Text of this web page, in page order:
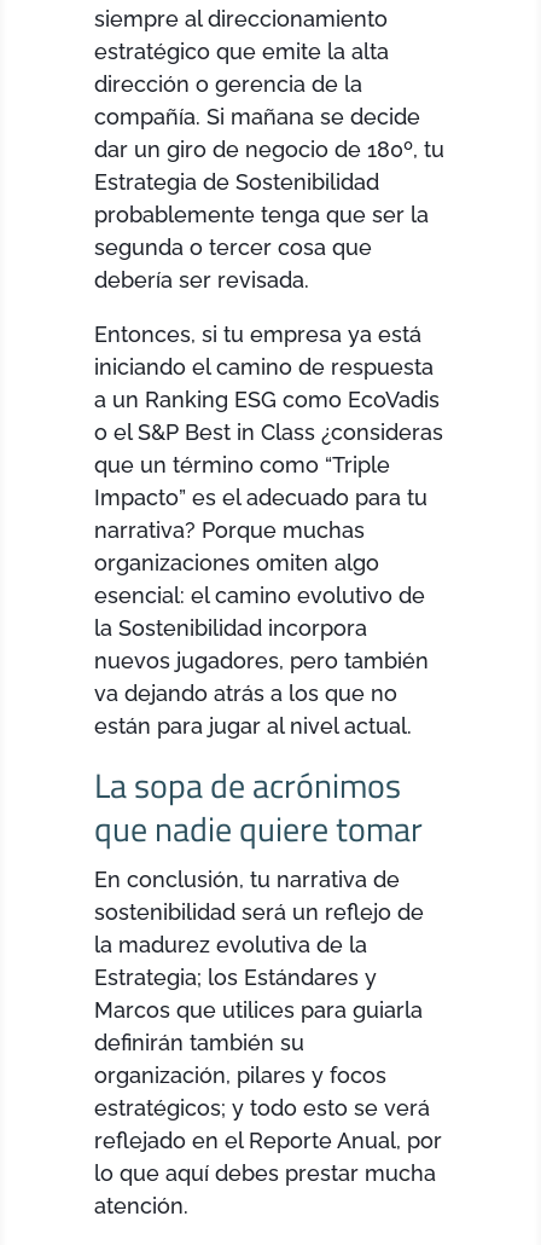
siempre al direccionamiento
estratégico que emite la alta
dirección o gerencia de la
compañía. Si mañana se decide
dar un giro de negocio de 180º, tu
Estrategia de Sostenibilidad
probablemente tenga que ser la
segunda o tercer cosa que
debería ser revisada.
Entonces, si tu empresa ya está
iniciando el camino de respuesta
a un Ranking ESG como EcoVadis
o el S&P Best in Class ¿consideras
que un término como “Triple
Impacto” es el adecuado para tu
narrativa? Porque muchas
organizaciones omiten algo
esencial: el camino evolutivo de
la Sostenibilidad incorpora
nuevos jugadores, pero también
va dejando atrás a los que no
están para jugar al nivel actual.
La sopa de acrónimos
que nadie quiere tomar
En conclusión, tu narrativa de
sostenibilidad será un reflejo de
la madurez evolutiva de la
Estrategia; los Estándares y
Marcos que utilices para guiarla
definirán también su
organización, pilares y focos
estratégicos; y todo esto se verá
reflejado en el Reporte Anual, por
lo que aquí debes prestar mucha
atención.